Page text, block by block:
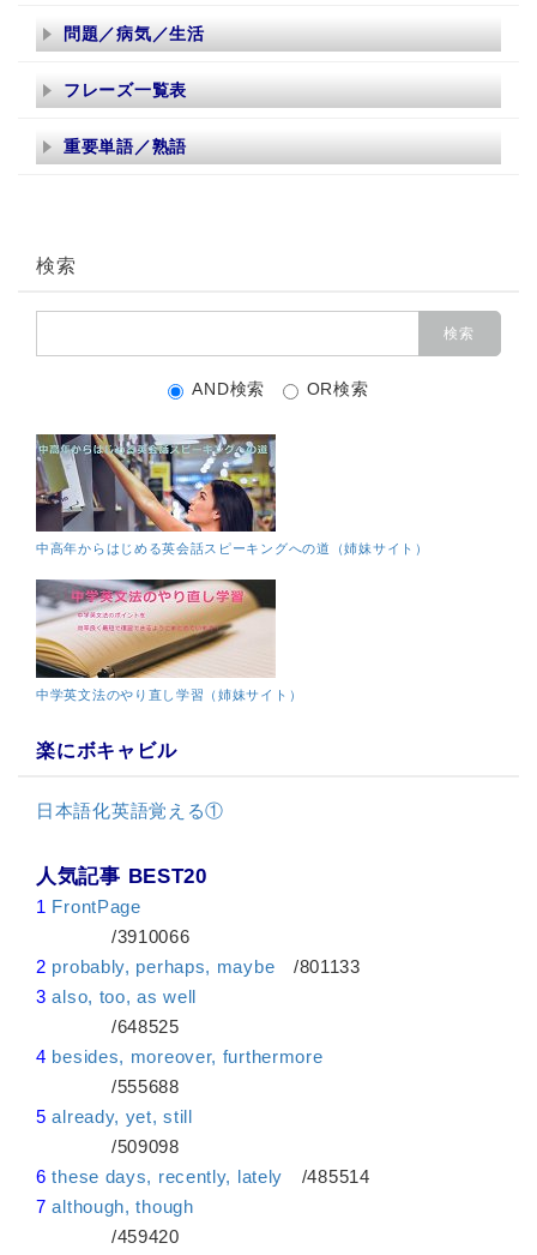
問題／病気／生活
フレーズ一覧表
重要単語／熟語
検索
AND検索 OR検索
中高年からはじめる英会話スピーキングへの道（姉妹サイト）
中学英文法のやり直し学習（姉妹サイト）
楽にボキャビル
日本語化英語覚える①
人気記事 BEST20
1 FrontPage
/3910066
2 probably, perhaps, maybe /801133
3 also, too, as well
/648525
4 besides, moreover, furthermore
/555688
5 already, yet, still
/509098
6 these days, recently, lately /485514
7 although, though
/459420